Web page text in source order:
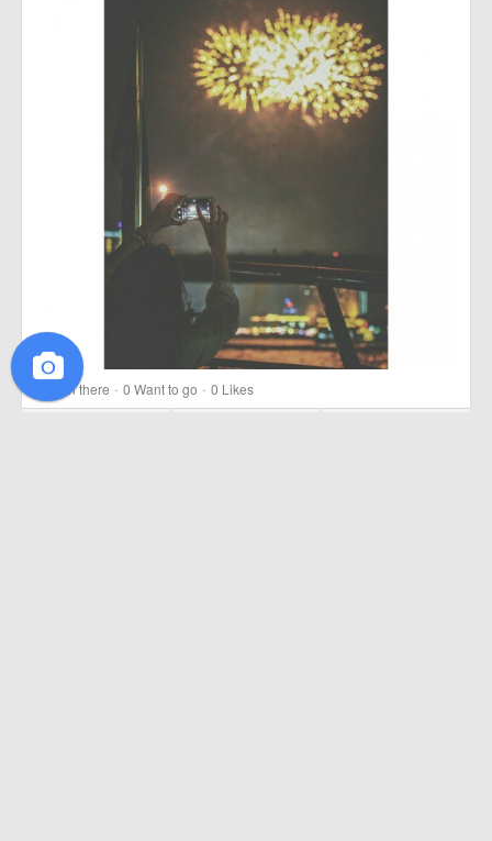
Been there · 0 Want to go · 0 Likes